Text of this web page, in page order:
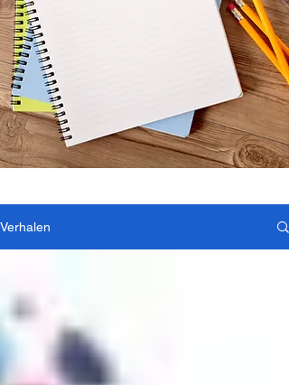
Verhalen